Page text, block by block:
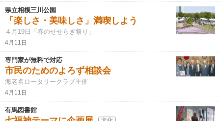
県立相模三川公園
「楽しさ・美味しさ」満喫しよう
４月19日「春のせせらぎ祭り」
4月11日
専門家が無料で対応
市民のためのよろず相談会
海老名ロータリークラブ主催
4月11日
有馬図書館